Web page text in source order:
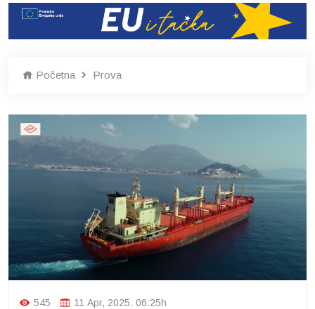
Početna Prova
545 11 Apr, 2025. 06:25h